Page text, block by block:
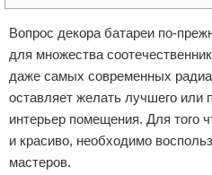
Домашний быт
Коммунальные услуги
Сантехника
Безопасность
Отказ от ответственности
Вопрос декора батареи по-
для множества
даже самых современных
оставляет желать лучшего или
интерьер помещения. Для того
и красиво, необходимо
мастеров.